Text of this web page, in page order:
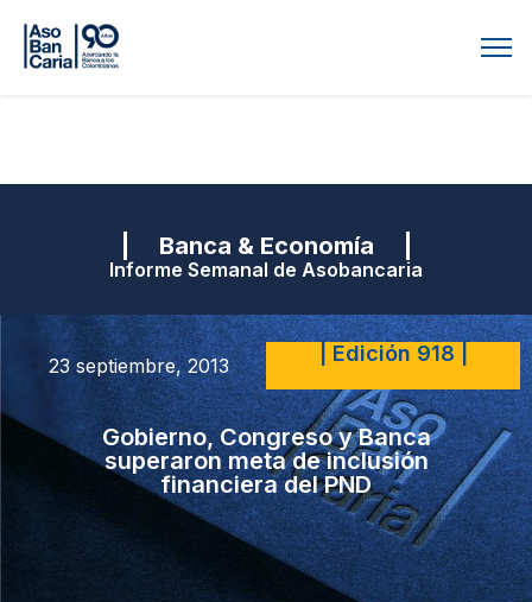
| Banca & Economía |
Informe Semanal de Asobancaria
23 septiembre, 2013 | Edición 918 |
Gobierno, Congreso y Banca
superaron meta de inclusión
financiera del PND